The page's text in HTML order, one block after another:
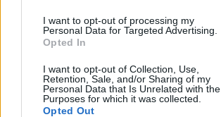
I want to opt-out of processing my
Personal Data for Targeted Advertising.
Opted In
I want to opt-out of Collection, Use,
Retention, Sale, and/or Sharing of my
Personal Data that Is Unrelated with the
Purposes for which it was collected.
Opted Out